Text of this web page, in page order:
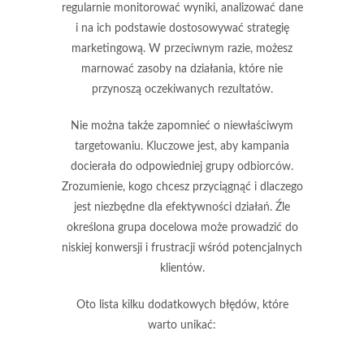
regularnie monitorować wyniki, analizować dane
i na ich podstawie dostosowywać strategię
marketingową. W przeciwnym razie, możesz
marnować zasoby na działania, które nie
przynoszą oczekiwanych rezultatów.
Nie można także zapomnieć o niewłaściwym
targetowaniu. Kluczowe jest, aby kampania
docierała do odpowiedniej grupy odbiorców.
Zrozumienie, kogo chcesz przyciągnąć i dlaczego
jest niezbędne dla efektywności działań. Źle
określona grupa docelowa może prowadzić do
niskiej konwersji i frustracji wśród potencjalnych
klientów.
Oto lista kilku dodatkowych błędów, które
warto unikać: